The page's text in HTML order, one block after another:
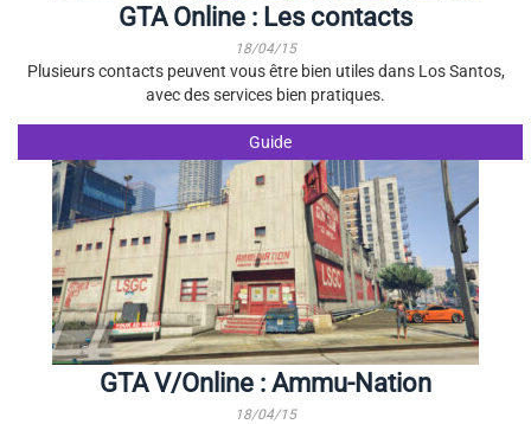
GTA Online : Les contacts
18/04/15
Plusieurs contacts peuvent vous être bien utiles dans Los Santos,
avec des services bien pratiques.
Guide
GTA V/Online : Ammu-Nation
18/04/15